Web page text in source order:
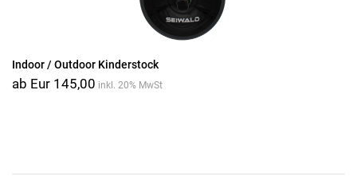
Indoor / Outdoor Kinderstock
ab Eur 145,00 inkl. 20% MwSt